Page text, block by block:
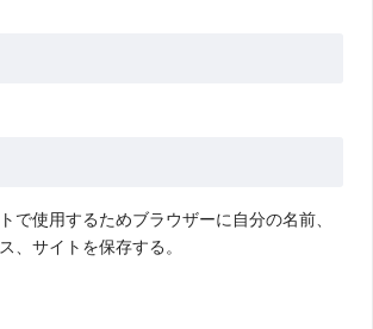
で使用するためブラウザーに自分の名前、
、サイトを保存する。